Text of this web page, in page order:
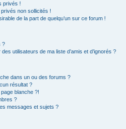
privés !
non sollicités !
de la part de quelqu’un sur ce forum !
?
utilisateurs de ma liste d’amis et d’ignorés ?
dans un ou des forums ?
résultat ?
blanche ?!
?
messages et sujets ?